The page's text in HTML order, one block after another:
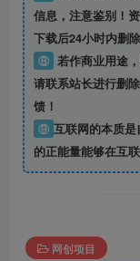
信息，注意鉴别！
下载后24小时内删除
⑧ 若作商业用途
请联系站长进行删
馈！
⑨ 互联网的本质
的正能量能够在互
网创项目